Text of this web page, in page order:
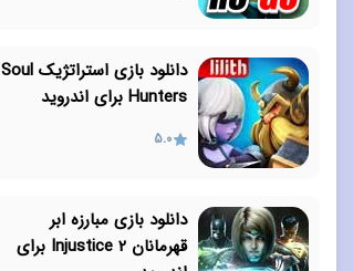
دانلود بازی استراتژیک Soul
Hunters برای اندروید
5.0
دانلود بازی مبارزه ابر
قهرمانان Injustice 2 برای